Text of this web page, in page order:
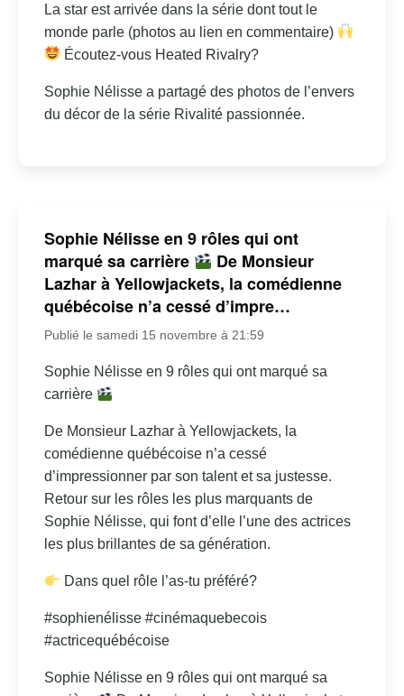
La star est arrivée dans la série dont tout le
monde parle (photos au lien en commentaire)
Écoutez-vous Heated Rivalry?
Sophie Nélisse a partagé des photos de l’envers
du décor de la série Rivalité passionnée.
Sophie Nélisse en 9 rôles qui ont
marqué sa carrière
De Monsieur
Lazhar à Yellowjackets, la comédienne
québécoise n’a cessé d’impre…
Publié le samedi 15 novembre à 21:59
Sophie Nélisse en 9 rôles qui ont marqué sa
carrière
De Monsieur Lazhar à Yellowjackets, la
comédienne québécoise n’a cessé
d’impressionner par son talent et sa justesse.
Retour sur les rôles les plus marquants de
Sophie Nélisse, qui font d’elle l’une des actrices
les plus brillantes de sa génération.
Dans quel rôle l’as-tu préféré?
#sophienélisse #cinémaquebecois
#actricequébécoise
Sophie Nélisse en 9 rôles qui ont marqué sa